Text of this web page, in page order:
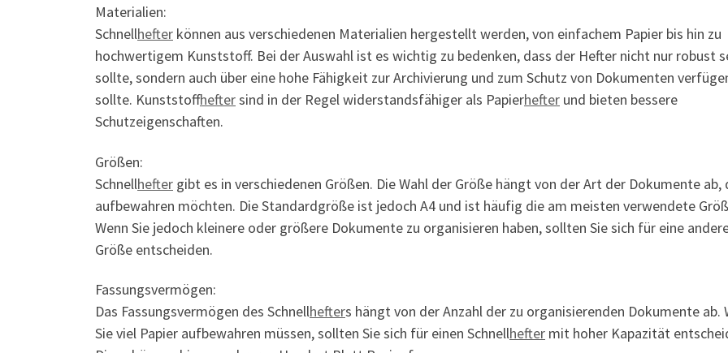
Materialien:
Schnellhefter können aus verschiedenen Materialien hergestellt werden, von einfachem Papier bis hin zu
hochwertigem Kunststoff. Bei der Auswahl ist es wichtig zu bedenken, dass der Hefter nicht nur robust
sollte, sondern auch über eine hohe Fähigkeit zur Archivierung und zum Schutz von Dokumenten
sollte. Kunststoffheftersind in der Regel widerstandsfähiger als Papierhefter und bieten bessere
Schutzeigenschaften.
Größen:
Schnellhefter gibt es in verschiedenen Größen. Die Wahl der Größe hängt von der Art der Dokumente ab,
aufbewahren möchten. Die Standardgröße ist jedoch A4 und ist häufig die am meisten verwendete
Wenn Sie jedoch kleinere oder größere Dokumente zu organisieren haben, sollten Sie sich für eine
Größe entscheiden.
Fassungsvermögen:
Das Fassungsvermögen des Schnellhefters hängt von der Anzahl der zu organisierenden Dokumente ab.
Sie viel Papier aufbewahren müssen, sollten Sie sich für einen Schnellhefter mit hoher Kapazität